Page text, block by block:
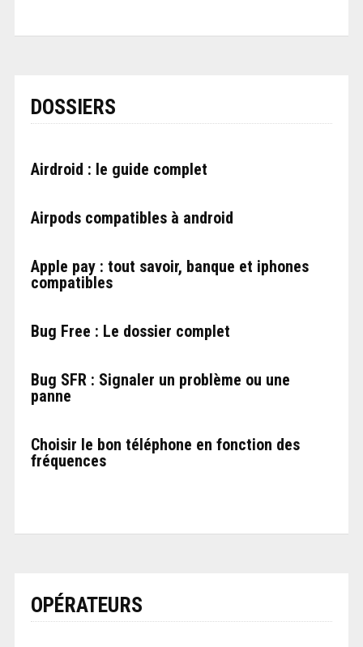
DOSSIERS
Airdroid : le guide complet
Airpods compatibles à android
Apple pay : tout savoir, banque et iphones
compatibles
Bug Free : Le dossier complet
Bug SFR : Signaler un problème ou une
panne
Choisir le bon téléphone en fonction des
fréquences
OPÉRATEURS